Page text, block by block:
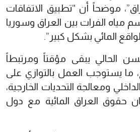
موضحاً أن “تطبيق الاتفاقات
مياه الفرات بين العراق وسوريا
المائي بشكل كبير”.
الحالي يبقى مؤقتاً ومرتبطاً
ما يستوجب العمل بالتوازي على
ومعالجة التحديات الخارجية،
حقوق العراق المائية مع دول